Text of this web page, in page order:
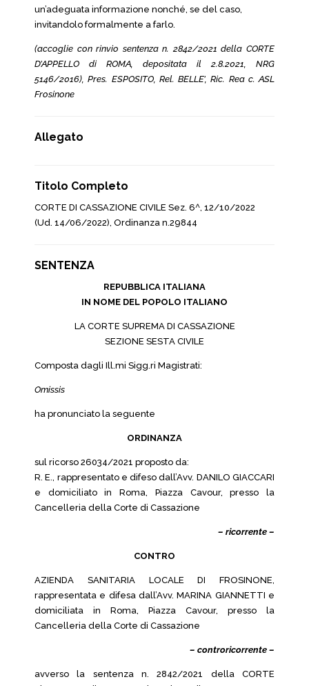
un’adeguata informazione nonché, se del caso,
invitandolo formalmente a farlo.
(accoglie con rinvio sentenza n. 2842/2021 della CORTE
D’APPELLO di ROMA, depositata il 2.8.2021, NRG
5146/2016), Pres. ESPOSITO, Rel. BELLE’, Ric. Rea c. ASL
Frosinone
Allegato
Titolo Completo
CORTE DI CASSAZIONE CIVILE Sez. 6^, 12/10/2022
(Ud. 14/06/2022), Ordinanza n.29844
SENTENZA
REPUBBLICA ITALIANA
IN NOME DEL POPOLO ITALIANO
LA CORTE SUPREMA DI CASSAZIONE
SEZIONE SESTA CIVILE
Composta dagli Ill.mi Sigg.ri Magistrati:
Omissis
ha pronunciato la seguente
ORDINANZA
sul ricorso 26034/2021 proposto da:
R. E., rappresentato e difeso dall’Avv. DANILO GIACCARI
e domiciliato in Roma, Piazza Cavour, presso la
Cancelleria della Corte di Cassazione
– ricorrente –
CONTRO
AZIENDA SANITARIA LOCALE DI FROSINONE,
rappresentata e difesa dall’Avv. MARINA GIANNETTI e
domiciliata in Roma, Piazza Cavour, presso la
Cancelleria della Corte di Cassazione
– controricorrente –
avverso la sentenza n. 2842/2021 della CORTE